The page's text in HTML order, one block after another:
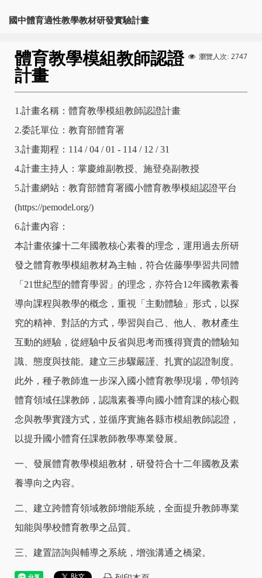
國中體育適性教學教材研發實驗計畫
瀏覽人次: 2747
體育教學模組教師認證
計畫
1.計畫名稱：體育教學模組教師認證計畫
2.委託單位：教育部體育署
3.計畫期程：114 / 04 / 01 - 114 / 12 / 31
4.計畫主持人：掌慶維副教授、施登堯副教授
5.計畫網站：教育部體育署國小體育教學模組認證平台
(https://pemodel.org/)
6.計畫內容：
本計畫依據十二年國教核心素養的理念，運用過去所研
發之體育教學模組教材為主軸，符合佐藤學學習共同體
「21世紀型的體育學習」的理念，亦符合12年國教素養
導向課程與教學的概念，重視「主動體驗」形式，以探
究的精神、對話的方式，學習與自己、他人、教材產生
互動的經驗，從經驗中反省與思考而獲得寶貴的體驗知
識、態度與技能。建立三步驟嚴謹、扎實的認證制度。
此外，種子教師進一步深入國小體育教學現場，帶領跨
體育領域任課教師，認識素養導向國小體育課的核心觀
念與教學實踐方式，並循序實施各縣市模組教師認證，
以提升國小體育任課教師教學專業發展。
一、發展體育教學模組教材，研發符合十二年國教及素
養導向之內容。
二、建立跨體育領域教師增能系統，全面提升教師專業
知能與學校體育教學之品質。
三、建置諮詢與輔導之系統，增強溝通之橋梁。